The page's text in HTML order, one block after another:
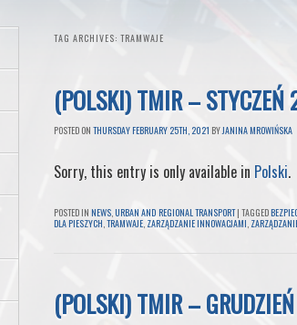
TAG ARCHIVES: TRAMWAJE
(POLSKI) TMIR – STYCZEŃ
POSTED ON THURSDAY FEBRUARY 25TH, 2021 BYJANINA MROWIŃSKA
Sorry, this entry is only available in Polski.
POSTED IN NEWS,URBAN AND REGIONAL TRANSPORT | TAGGED
DLA PIESZYCH,TRAMWAJE, ZARZĄDZANIE INNOWACJAMI,
(POLSKI) TMIR –